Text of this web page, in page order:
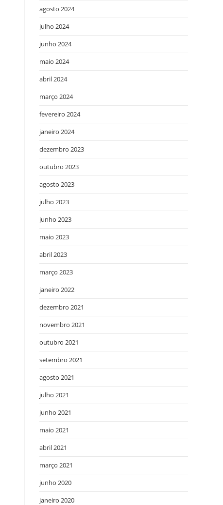
agosto 2024
julho 2024
junho 2024
maio 2024
abril 2024
março 2024
fevereiro 2024
janeiro 2024
dezembro 2023
outubro 2023
agosto 2023
julho 2023
junho 2023
maio 2023
abril 2023
março 2023
janeiro 2022
dezembro 2021
novembro 2021
outubro 2021
setembro 2021
agosto 2021
julho 2021
junho 2021
maio 2021
abril 2021
março 2021
junho 2020
janeiro 2020